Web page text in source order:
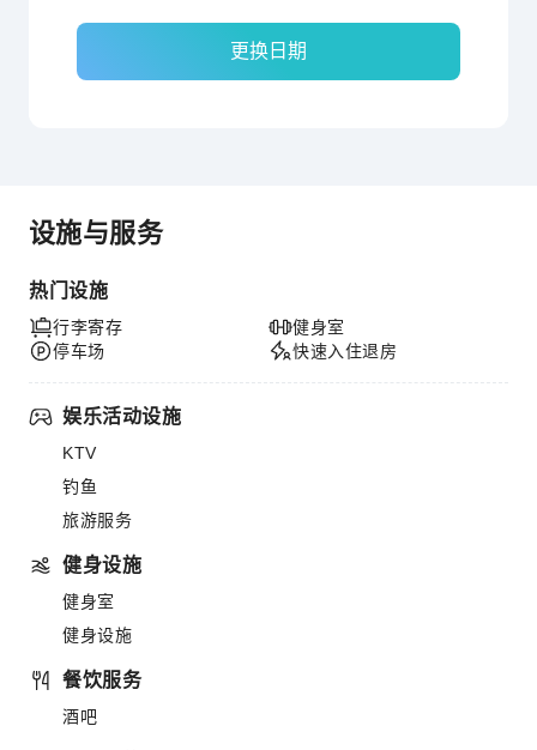
更换日期
设施与服务
热门设施
行李寄存
停车场
健身室
快速入住退房
娱乐活动设施
KTV
钓鱼
旅游服务
健身设施
健身室
健身设施
餐饮服务
酒吧